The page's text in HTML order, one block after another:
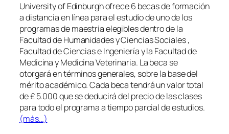
University of Edinburgh ofrece 6 becas de formación
a distancia en línea para el estudio de uno de los
programas de maestría elegibles dentro de la
Facultad de Humanidades y Ciencias Sociales ,
Facultad de Ciencias e Ingeniería y la Facultad de
Medicina y Medicina Veterinaria. La beca se
otorgará en términos generales, sobre la base del
mérito académico. Cada beca tendrá un valor total
de £ 5.000 que se deducirá del precio de las clases
para todo el programa a tiempo parcial de estudios.
(más…)